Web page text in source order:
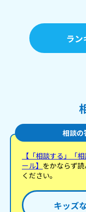
てけ！！｣と言
わ！｣とか、｢
おめーは！！｣
がらしばらく同
してその後に
れ、更には腕
としていました
言われたこと
で、とても怖かったです。 そ
ですがあまり
てしまいまし
思い出すと体が
でに1番叱られてと
母さんは、普
が悪かったから
す。酔っ払っ
が悪かったかも
け｣と言って追
かしてわたしの
とかもしこれ
うしよう、と
ラ
相談の
【「相談する」「
ール】 をかならず
ください。
キッズ